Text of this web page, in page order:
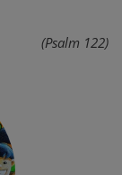
(Psalm 122)